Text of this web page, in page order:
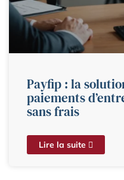
Payfip : la
paiements
sans frais
Lire la suite